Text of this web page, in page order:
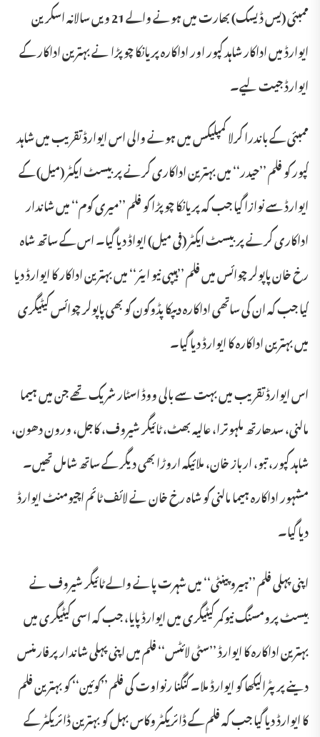
ممبئی (یس ڈیسک) بھارت میں ہونے والے 21 ویں سالانہ اسکرین
ایوارڈ میں اداکار شاہد کپور اور اداکارہ پریانکا چوپڑا نے بہترین اداکار کے
ایوارڈ جیت لیے۔
ممبئی کے باندرا کرلا کمپلیکس میں ہونے والی اس ایوارڈ تقریب میں شاہد
کپور کو فلم ’’حیدر‘‘ میں بہترین اداکاری کرنے پر بیسٹ ایکٹر (میل) کے
ایوارڈ سے نوازا گیا جب کہ پریانکا چوپڑا کو فلم ’’میری کوم‘‘ میں شاندار
اداکاری کرنے پر بیسٹ ایکٹر (فی میل) ایواڈ دیا گیا۔ اس کے ساتھ شاہ
رخ خان پاپولر چوائس میں فلم ’’ہیپی نیو ایئر‘‘ میں بہترین اداکار کا ایوارڈ دیا
گیا جب کہ ان کی ساتھی اداکارہ دیپکا پڈوکون کو بھی پاپولر چوائس کیٹیگری
میں بہترین اداکارہ کا ایوارڈ دیا گیا۔
اس ایوارڈ تقریب میں بہت سے بالی ووڈ اسٹار شریک تھے جن میں ہیما
مالنی، سدھارتھ ملہوترا، عالیہ بھٹ، ٹائیگر شیروف، کاجل، ورون دھون،
شاہد کپور، تبو، ارباز خان، ملائیکہ اروڑا بھی دیگر کے ساتھ شامل تھیں۔
مشہور اداکارہ ہیما مالنی کو شاہ رخ خان نے لائف ٹائم اچیومنٹ ایوارڈ
دیا گیا۔
اپنی پہلی فلم ’’ہیرو پینٹی‘‘ میں شہرت پانے والے ٹائیگر شیروف نے
بیسٹ پرومسنگ نیوکمر کیٹیگری میں ایوارڈ پایا، جب کہ اسی کیٹیگری میں
بہترین اداکارہ کا ایوارڈ ’’سٹی لائٹس‘‘ فلم میں اپنی پہلی شاندار پرفارمنس
دینے پر پٹرالیکھا کو ایوارڈ ملا۔ کنگنا رنواوت کی فلم ’’کوئین‘‘ کو بہترین فلم
کا ایوارڈ دیا گیا جب کہ فلم کے ڈائریکٹر وکاس بہل کو بہترین ڈائریکٹر کے